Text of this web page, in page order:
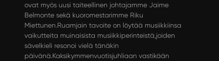
ovat myös uusi taiteellinen johtajamme Jaime
Belmonte sekä kuoromestarimme Riku
Miettunen.Ruamjain tavoite on löytää musiikkiinsa
vaikutteita muinaisista musiikkiperinteistä,joiden
sävelkieli resonoi vielä tänäkin
päivänä.Kaksikymmenvuotisjuhliaan vastikään